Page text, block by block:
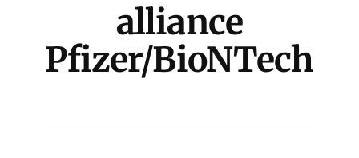
alliance
Pfizer/BioNTech